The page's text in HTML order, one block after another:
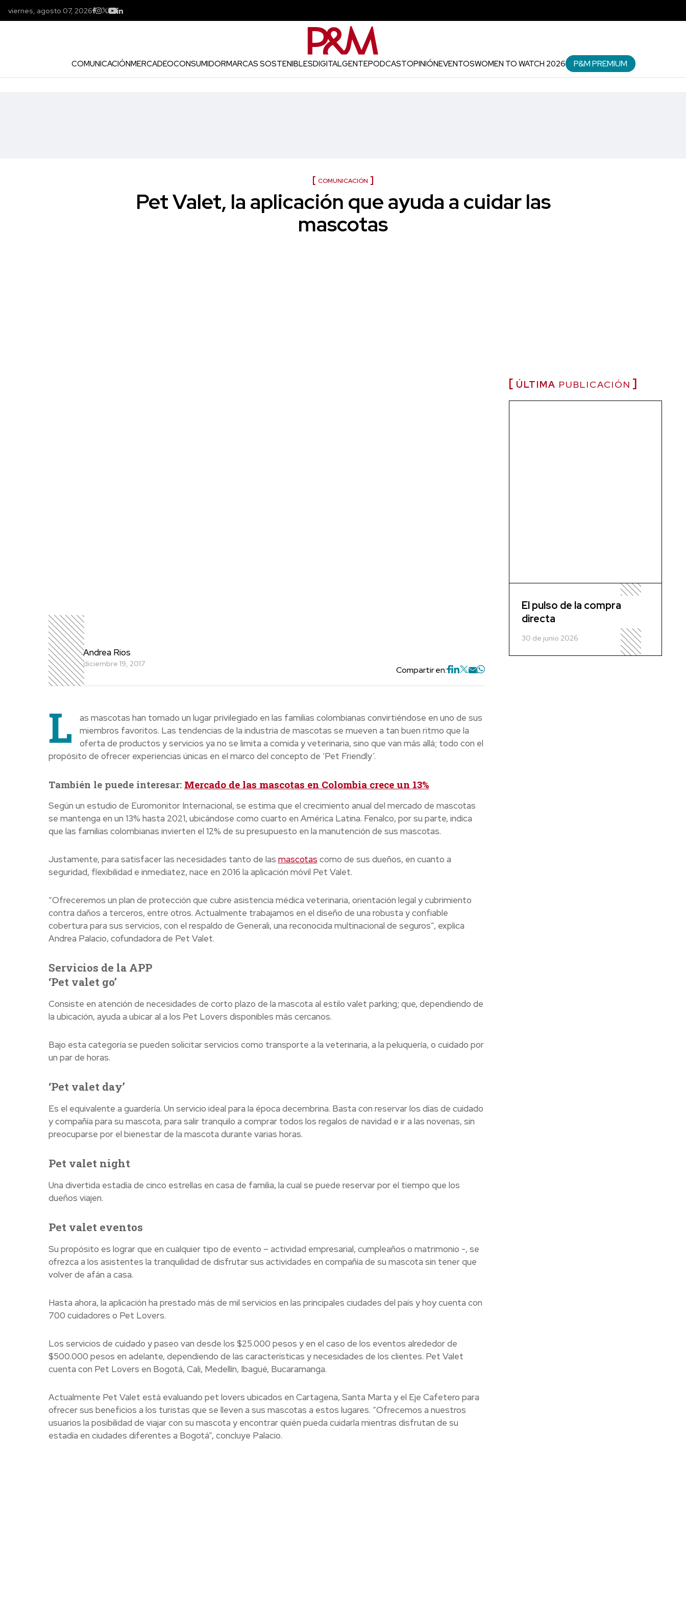
viernes, agosto 07, 2026
COMUNICACIÓNMERCADEOCONSUMIDORMARCAS SOSTENIBLESDIGITALGENTEPODCASTOPINIÓNEVENTOSWOMEN TO WATCH 2026 P&M PREMIUM
COMUNICACIÓN
Pet Valet, la aplicación que ayuda a cuidar las
mascotas
Andrea Rios
diciembre 19, 2017
Compartir en:
L
as mascotas han tomado un lugar privilegiado en las familias colombianas convirtiéndose en uno de sus
miembros favoritos. Las tendencias de la industria de mascotas se mueven a tan buen ritmo que la
oferta de productos y servicios ya no se limita a comida y veterinaria, sino que van más allá; todo con el
propósito de ofrecer experiencias únicas en el marco del concepto de ‘Pet Friendly’.
También le puede interesar: Mercado de las mascotas en Colombia crece un 13%
Según un estudio de Euromonitor Internacional, se estima que el crecimiento anual del mercado de mascotas
se mantenga en un 13% hasta 2021, ubicándose como cuarto en América Latina. Fenalco, por su parte, indica
que las familias colombianas invierten el 12% de su presupuesto en la manutención de sus mascotas.
Justamente, para satisfacer las necesidades tanto de las mascotas como de sus dueños, en cuanto a
seguridad, flexibilidad e inmediatez, nace en 2016 la aplicación móvil Pet Valet.
“Ofreceremos un plan de protección que cubre asistencia médica veterinaria, orientación legal y cubrimiento
contra daños a terceros, entre otros. Actualmente trabajamos en el diseño de una robusta y confiable
cobertura para sus servicios, con el respaldo de Generali, una reconocida multinacional de seguros”, explica
Andrea Palacio, cofundadora de Pet Valet.
Servicios de la APP
‘Pet valet go’
Consiste en atención de necesidades de corto plazo de la mascota al estilo valet parking; que, dependiendo de
la ubicación, ayuda a ubicar al a los Pet Lovers disponibles más cercanos.
Bajo esta categoría se pueden solicitar servicios como transporte a la veterinaria, a la peluquería, o cuidado por
un par de horas.
‘Pet valet day’
Es el equivalente a guardería. Un servicio ideal para la época decembrina. Basta con reservar los días de cuidado
y compañía para su mascota, para salir tranquilo a comprar todos los regalos de navidad e ir a las novenas, sin
preocuparse por el bienestar de la mascota durante varias horas.
Pet valet night
Una divertida estadía de cinco estrellas en casa de familia, la cual se puede reservar por el tiempo que los
dueños viajen.
Pet valet eventos
Su propósito es lograr que en cualquier tipo de evento – actividad empresarial, cumpleaños o matrimonio -, se
ofrezca a los asistentes la tranquilidad de disfrutar sus actividades en compañía de su mascota sin tener que
volver de afán a casa.
Hasta ahora, la aplicación ha prestado más de mil servicios en las principales ciudades del país y hoy cuenta con
700 cuidadores o Pet Lovers.
Los servicios de cuidado y paseo van desde los $25.000 pesos y en el caso de los eventos alrededor de
$500.000 pesos en adelante, dependiendo de las características y necesidades de los clientes. Pet Valet
cuenta con Pet Lovers en Bogotá, Cali, Medellín, Ibagué, Bucaramanga.
Actualmente Pet Valet está evaluando pet lovers ubicados en Cartagena, Santa Marta y el Eje Cafetero para
ofrecer sus beneficios a los turistas que se lleven a sus mascotas a estos lugares. “Ofrecemos a nuestros
usuarios la posibilidad de viajar con su mascota y encontrar quién pueda cuidarla mientras disfrutan de su
estadía en ciudades diferentes a Bogotá”, concluye Palacio.
ÚLTIMA PUBLICACIÓN
El pulso de la compra
directa
30 de junio 2026